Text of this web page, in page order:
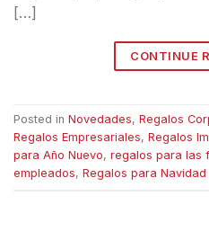
[…]
CONTINUE
Posted in Novedades, Regalos
Regalos Empresariales, Regalos
para Año Nuevo, regalos para las
empleados, Regalos para Navidad